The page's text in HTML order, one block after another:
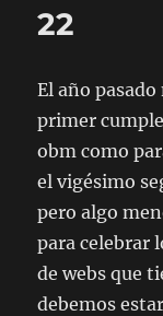
22
El año
primer
obm como
el vigésimo
pero algo
para celebrar
de webs que
debemos